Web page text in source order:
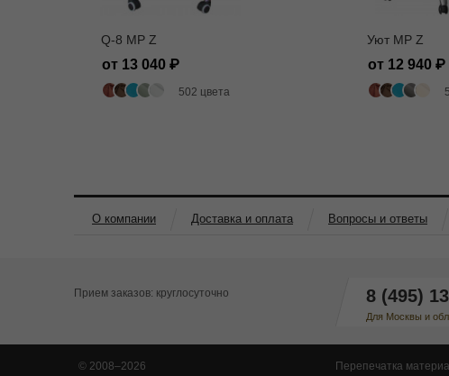
Q-8 MP Z
от 13 040
502 цвета
Уют MP Z
от 12 940
О компании Доставка и оплата Вопросы и ответы
Прием заказов: круглосуточно 8 (495)
Для Москвы и
© 2008–2026 Перепечатка